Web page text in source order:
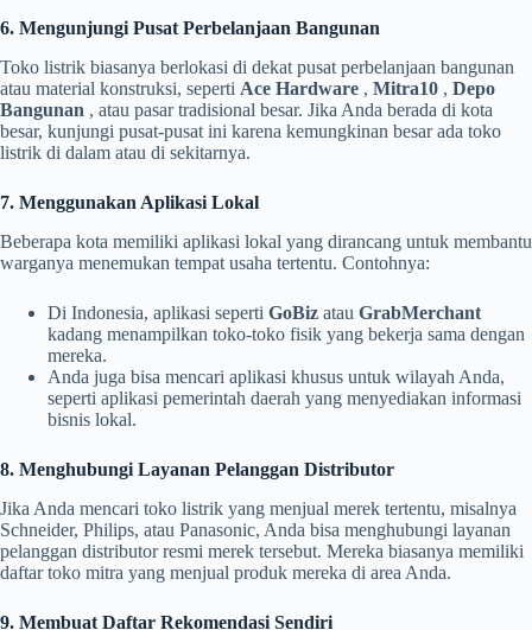
6. Mengunjungi Pusat Perbelanjaan Bangunan
Toko listrik biasanya berlokasi di dekat pusat perbelanjaan bangunan
atau material konstruksi, seperti Ace Hardware , Mitra10 , Depo
Bangunan , atau pasar tradisional besar. Jika Anda berada di kota
besar, kunjungi pusat-pusat ini karena kemungkinan besar ada toko
listrik di dalam atau di sekitarnya.
7. Menggunakan Aplikasi Lokal
Beberapa kota memiliki aplikasi lokal yang dirancang untuk membantu
warganya menemukan tempat usaha tertentu. Contohnya:
Di Indonesia, aplikasi seperti GoBiz atau GrabMerchant
kadang menampilkan toko-toko fisik yang bekerja sama dengan
mereka.
Anda juga bisa mencari aplikasi khusus untuk wilayah Anda,
seperti aplikasi pemerintah daerah yang menyediakan informasi
bisnis lokal.
8. Menghubungi Layanan Pelanggan Distributor
Jika Anda mencari toko listrik yang menjual merek tertentu, misalnya
Schneider, Philips, atau Panasonic, Anda bisa menghubungi layanan
pelanggan distributor resmi merek tersebut. Mereka biasanya memiliki
daftar toko mitra yang menjual produk mereka di area Anda.
9. Membuat Daftar Rekomendasi Sendiri